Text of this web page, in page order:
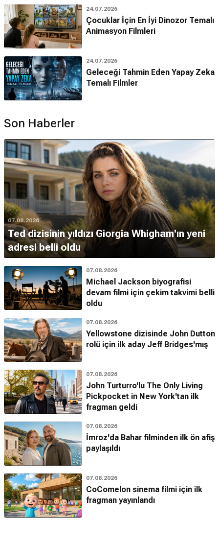
24.07.2026
Çocuklar İçin En İyi Dinozor Temalı
Animasyon Filmleri
24.07.2026
Geleceği Tahmin Eden Yapay Zeka
Temalı Filmler
Son Haberler
07.08.2026
Ted dizisinin yıldızı Giorgia Whigham'ın yeni
adresi belli oldu
07.08.2026
Michael Jackson biyografisi
devam filmi için çekim takvimi belli
oldu
07.08.2026
Yellowstone dizisinde John Dutton
rolü için ilk aday Jeff Bridges'mış
07.08.2026
John Turturro'lu The Only Living
Pickpocket in New York'tan ilk
fragman geldi
07.08.2026
İmroz'da Bahar filminden ilk ön afiş
paylaşıldı
07.08.2026
CoComelon sinema filmi için ilk
fragman yayınlandı